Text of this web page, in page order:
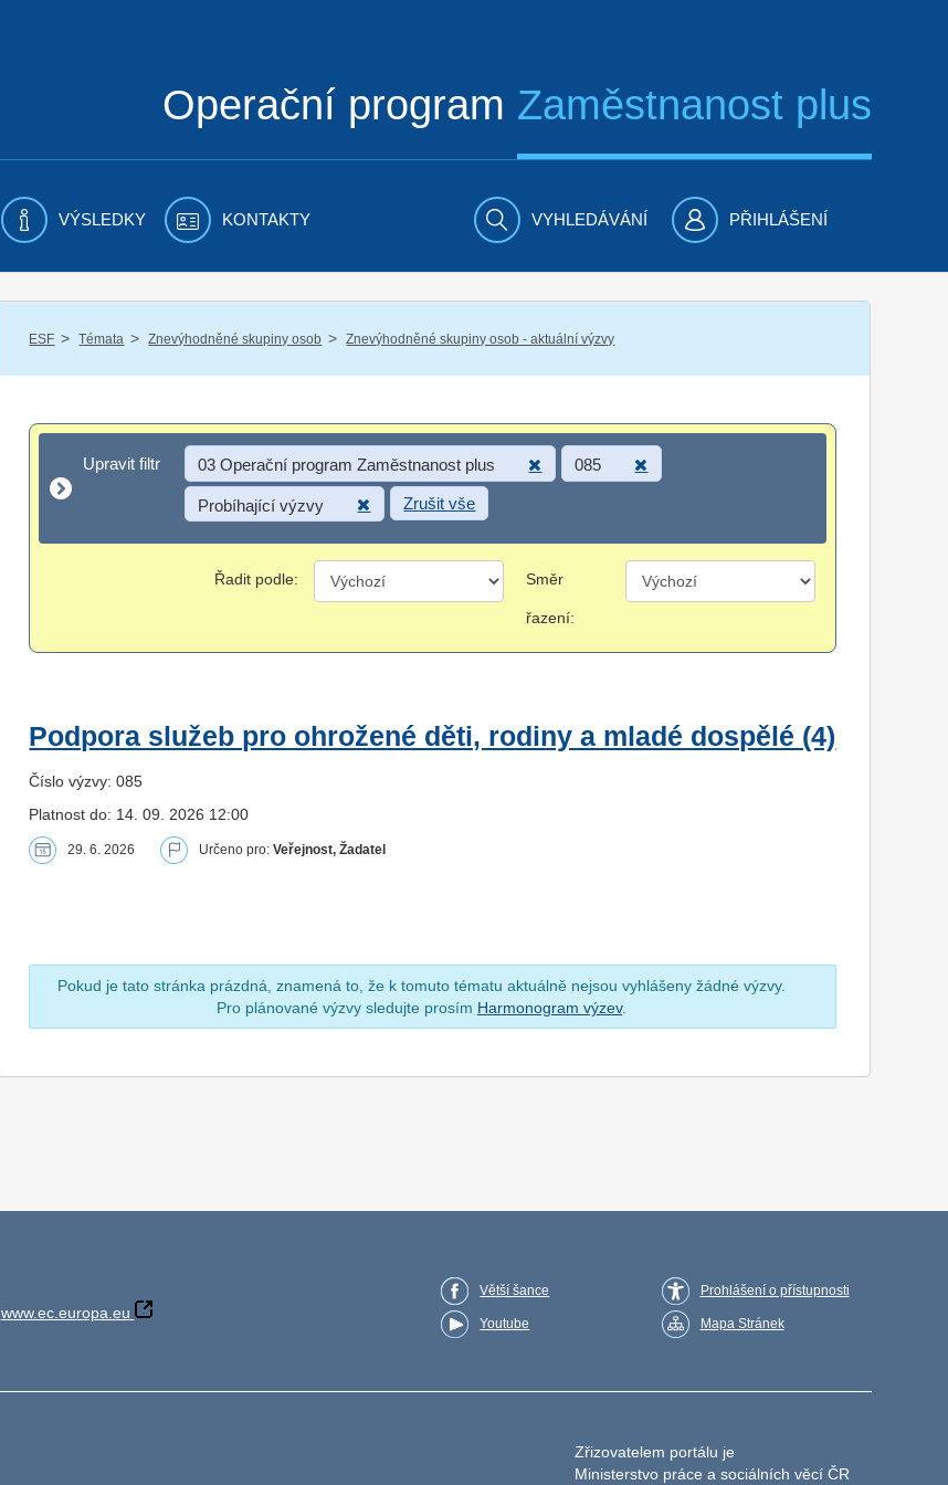
Operační program Zaměstnanost plus
VÝSLEDKY KONTAKTY VYHLEDÁVÁNÍ PŘIHLÁŠENÍ
ESF / Témata / Znevýhodněné skupiny osob / Znevýhodněné skupiny osob - aktuální výzvy
Upravit filtr
Upravit filtr 03 Operační program Zaměstnanost plus 085
Probíhající výzvy Zrušit vše
Řadit podle: Směr
řazení:
Podpora služeb pro ohrožené děti, rodiny a mladé dospělé (4)
Číslo výzvy: 085
Platnost do: 14. 09. 2026 12:00
29. 6. 2026 Určeno pro:Veřejnost, Žadatel
Pokud je tato stránka prázdná, znamená to, že k tomuto tématu aktuálně nejsou vyhlášeny žádné výzvy.
Pro plánované výzvy sledujte prosím Harmonogram výzev.
www.ec.europa.eu
Větší šance
Youtube
Prohlášení o přístupnosti
Mapa Stránek
Zřizovatelem portálu je
Ministerstvo práce a sociálních věcí ČR